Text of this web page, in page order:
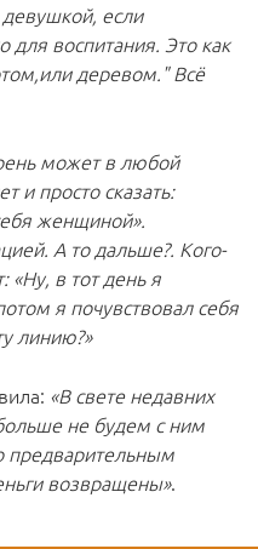
если
для воспитания. Это как
деревом." Всё
может в любой
и просто сказать:
женщиной».
А то дальше?. Кого-
«Ну, в тот день я
я почувствовал себя
линию?»
«В свете недавних
не будем с ним
предварительным
возвращены».